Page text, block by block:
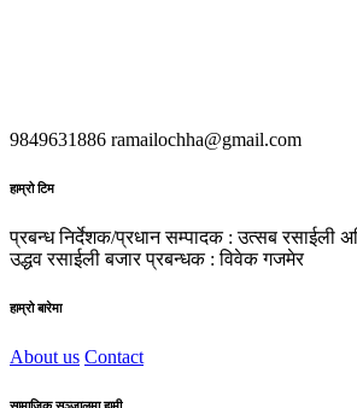
9849631886 ramailochha@gmail.com
हाम्रो टिम
प्रबन्ध निर्देशक/प्रधान सम्पादक : उत्सब रसाईली
उद्धव रसाईली बजार प्रबन्धक : विवेक गजमेर
हाम्रो बारेमा
About us Contact